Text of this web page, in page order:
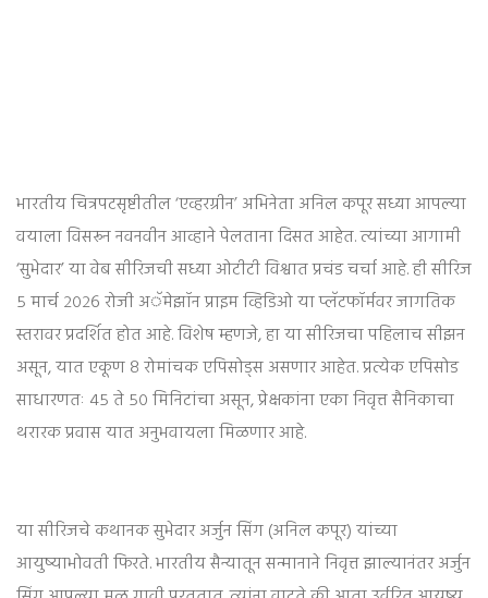
भारतीय चित्रपटसृष्टीतील ‘एव्हरग्रीन’ अभिनेता अनिल कपूर सध्या आपल्या
वयाला विसरून नवनवीन आव्हाने पेलताना दिसत आहेत. त्यांच्या आगामी
‘सुभेदार’ या वेब सीरिजची सध्या ओटीटी विश्वात प्रचंड चर्चा आहे. ही सीरिज
५ मार्च २०२६ रोजी अॅमेझॉन प्राइम व्हिडिओ या प्लॅटफॉर्मवर जागतिक
स्तरावर प्रदर्शित होत आहे. विशेष म्हणजे, हा या सीरिजचा पहिलाच सीझन
असून, यात एकूण ८ रोमांचक एपिसोड्स असणार आहेत. प्रत्येक एपिसोड
साधारणतः ४५ ते ५० मिनिटांचा असून, प्रेक्षकांना एका निवृत्त सैनिकाचा
थरारक प्रवास यात अनुभवायला मिळणार आहे.
या सीरिजचे कथानक सुभेदार अर्जुन सिंग (अनिल कपूर) यांच्या
आयुष्याभोवती फिरते. भारतीय सैन्यातून सन्मानाने निवृत्त झाल्यानंतर अर्जुन